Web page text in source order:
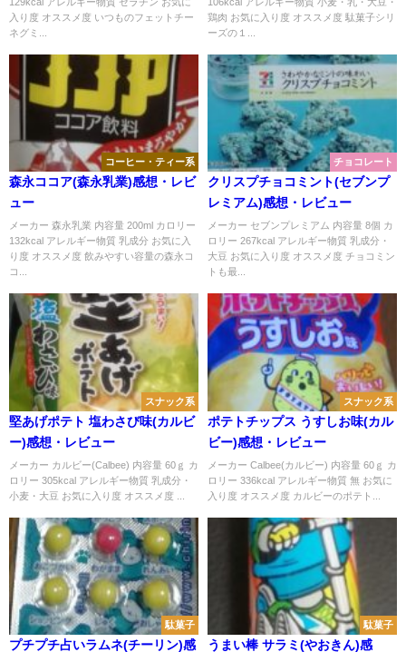
入り度 オススメ度 いつものフェットチー
ネグミ...
鶏肉 お気に入り度 オススメ度 駄菓子シリ
ーズの１...
コーヒー・ティー系
森永ココア(森永乳業)感想・レビ
ュー
メーカー 森永乳業 内容量 200ml カロリー
132kcal アレルギー物質 乳成分 お気に入
り度 オススメ度 飲みやすい容量の森永コ
コ...
チョコレート
クリスプチョコミント(セブンプ
レミアム)感想・レビュー
メーカー セブンプレミアム 内容量 8個 カ
ロリー 267kcal アレルギー物質 乳成分・
大豆 お気に入り度 オススメ度 チョコミン
トも最...
スナック系
堅あげポテト 塩わさび味(カルビ
ー)感想・レビュー
メーカー カルビー(Calbee) 内容量 60ｇ カ
ロリー 305kcal アレルギー物質 乳成分・
小麦・大豆 お気に入り度 オススメ度 ...
スナック系
ポテトチップス うすしお味(カル
ビー)感想・レビュー
メーカー Calbee(カルビー) 内容量 60ｇ カ
ロリー 336kcal アレルギー物質 無 お気に
入り度 オススメ度 カルビーのポテト...
駄菓子
プチプチ占いラムネ(チーリン)感
駄菓子
うまい棒 サラミ(やおきん)感